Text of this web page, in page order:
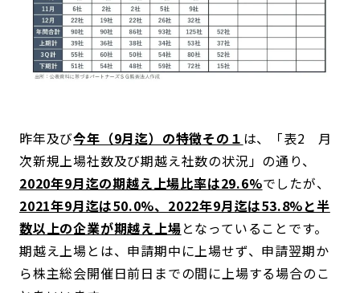
昨年及び今年（9月迄）の特徴その１ は、「表2 月
次新規上場社数及び期越え社数の状況」の通り、
2020年9月迄の期越え上場比率は29.6%でしたが、
2021年9月迄は50.0%、2022年9月迄は53.8%と半
数以上の企業が期越え上場となっていることです。
期越え上場とは、申請期中に上場せず、申請翌期か
ら株主総会開催日前日までの間に上場する場合のこ